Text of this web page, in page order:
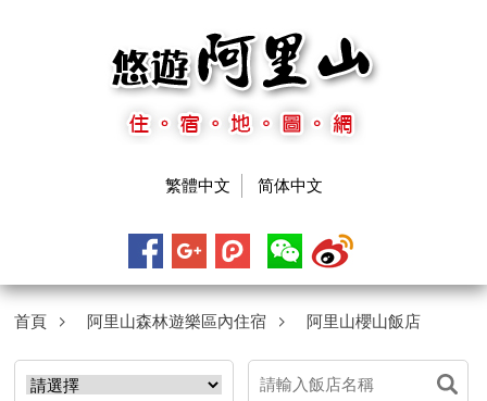
繁體中文 简体中文
首頁 阿里山森林遊樂區內住宿 阿里山櫻山飯店